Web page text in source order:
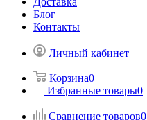
Блог
Контакты
Личный кабинет
Корзина0
Избранные товары0
Сравнение товаров0